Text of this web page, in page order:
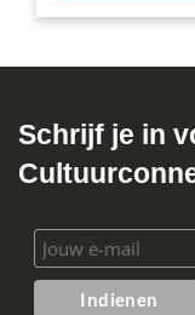
Schrijf je in